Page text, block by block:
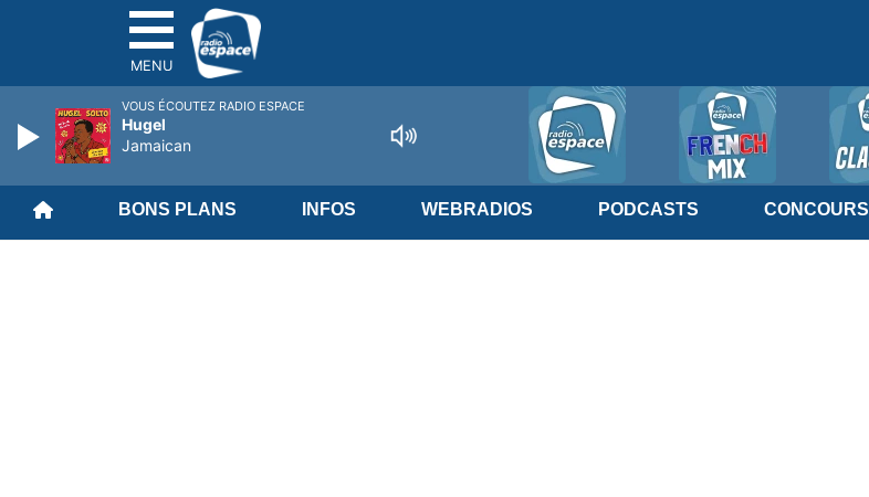
MENU
BONS PLANS INFOS WEBRADIOS PODCASTS CONCOURS
VOUS ÉCOUTEZ RADIO ESPACE
Hugel
Jamaican